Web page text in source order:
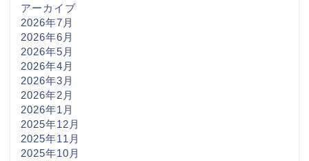
アーカイブ
2026年7月
2026年6月
2026年5月
2026年4月
2026年3月
2026年2月
2026年1月
2025年12月
2025年11月
2025年10月